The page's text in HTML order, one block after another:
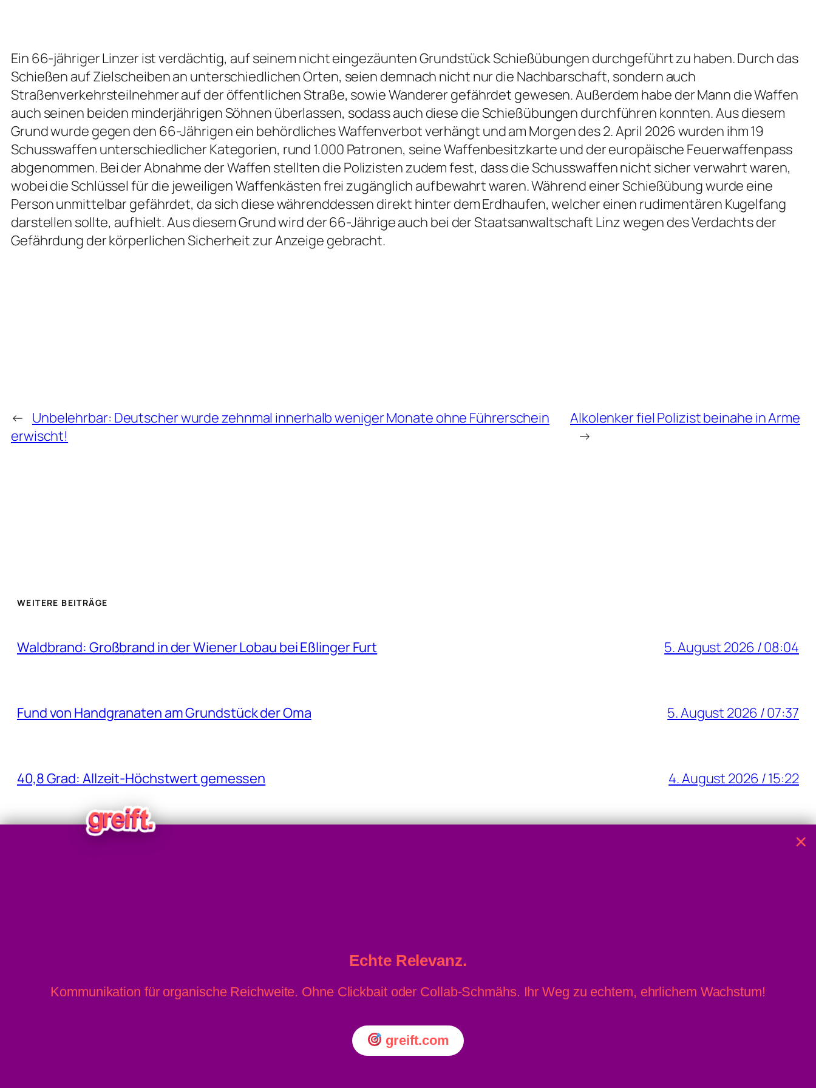
Ein 66-jähriger Linzer ist verdächtig, auf seinem nicht eingezäunten Grundstück Schießübungen durchgeführt zu haben. Durch das
Schießen auf Zielscheiben an unterschiedlichen Orten, seien demnach nicht nur die Nachbarschaft, sondern auch
Straßenverkehrsteilnehmer auf der öffentlichen Straße, sowie Wanderer gefährdet gewesen. Außerdem habe der Mann die Waffen
auch seinen beiden minderjährigen Söhnen überlassen, sodass auch diese die Schießübungen durchführen konnten. Aus diesem
Grund wurde gegen den 66-Jährigen ein behördliches Waffenverbot verhängt und am Morgen des 2. April 2026 wurden ihm 19
Schusswaffen unterschiedlicher Kategorien, rund 1.000 Patronen, seine Waffenbesitzkarte und der europäische Feuerwaffenpass
abgenommen. Bei der Abnahme der Waffen stellten die Polizisten zudem fest, dass die Schusswaffen nicht sicher verwahrt waren,
wobei die Schlüssel für die jeweiligen Waffenkästen frei zugänglich aufbewahrt waren. Während einer Schießübung wurde eine
Person unmittelbar gefährdet, da sich diese währenddessen direkt hinter dem Erdhaufen, welcher einen rudimentären Kugelfang
darstellen sollte, aufhielt. Aus diesem Grund wird der 66-Jährige auch bei der Staatsanwaltschaft Linz wegen des Verdachts der
Gefährdung der körperlichen Sicherheit zur Anzeige gebracht.
← Unbelehrbar: Deutscher wurde zehnmal innerhalb weniger Monate ohne Führerschein
erwischt!
Alkolenker fiel Polizist beinahe in Arme
→
WEITERE BEITRÄGE
Waldbrand: Großbrand in der Wiener Lobau bei Eßlinger Furt 5. August 2026 / 08:04
Fund von Handgranaten am Grundstück der Oma 5. August 2026 / 07:37
40,8 Grad: Allzeit-Höchstwert gemessen 4. August 2026 / 15:22
4. August 2026 / 14:53
» Linz NewsEinsenden
×
Echte Relevanz.
Kommunikation für organische Reichweite. Ohne Clickbait oder Collab-Schmähs. Ihr Weg zu echtem, ehrlichem Wachstum!
greift.com